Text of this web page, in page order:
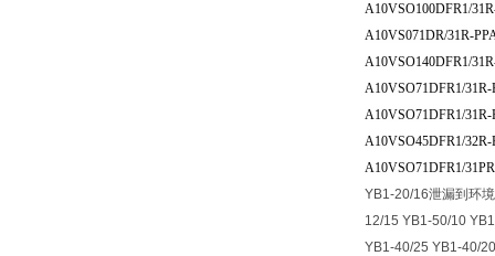
A10VSO100DFR1/
A10VS071DR/31R-
A10VSO140DFR1/
A10VSO71DFR1/31R-
A10VSO71DFR1/31R-
A10VSO45DFR1/32R-
A10VSO71DFR1/
YB1-20/16泄漏到环
12/15 YB1-50/10
YB1-40/25 YB1-40/